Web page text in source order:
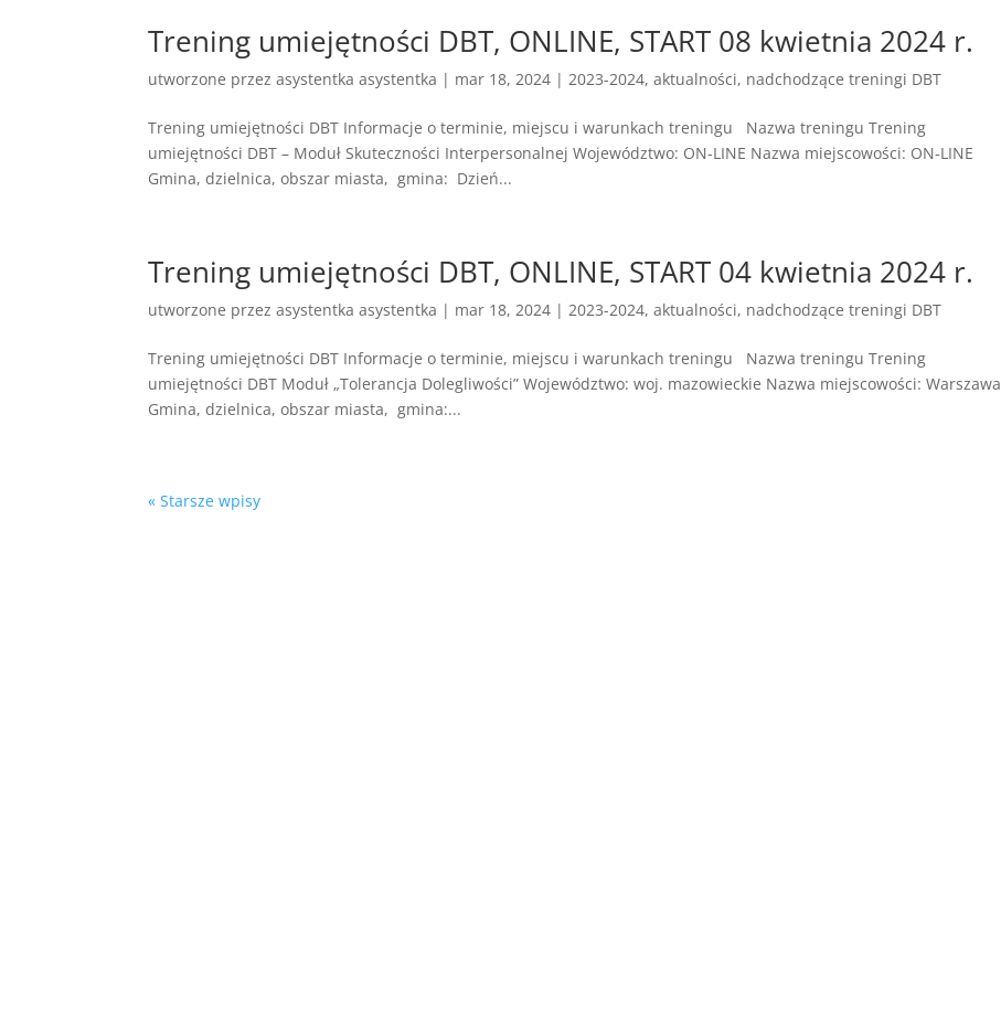
Trening umiejętności DBT, ONLINE, START 08 kwietnia 2024 r.
utworzone przezasystentka asystentka | mar 18, 2024 |2023-2024,aktualności, nadchodzące treningi DBT
Trening umiejętności DBT Informacje o terminie, miejscu i warunkach treningu Nazwa treningu Trening
umiejętności DBT – Moduł Skuteczności Interpersonalnej Województwo: ON-LINE Nazwa miejscowości: ON-LINE
Gmina, dzielnica, obszar miasta, gmina: Dzień...
Trening umiejętności DBT, ONLINE, START 04 kwietnia 2024 r.
utworzone przezasystentka asystentka | mar 18, 2024 |2023-2024,aktualności, nadchodzące treningi DBT
Trening umiejętności DBT Informacje o terminie, miejscu i warunkach treningu Nazwa treningu Trening
umiejętności DBT Moduł „Tolerancja Dolegliwości” Województwo: woj. mazowieckie Nazwa miejscowości: Warszawa
Gmina, dzielnica, obszar miasta, gmina:...
« Starsze wpisy